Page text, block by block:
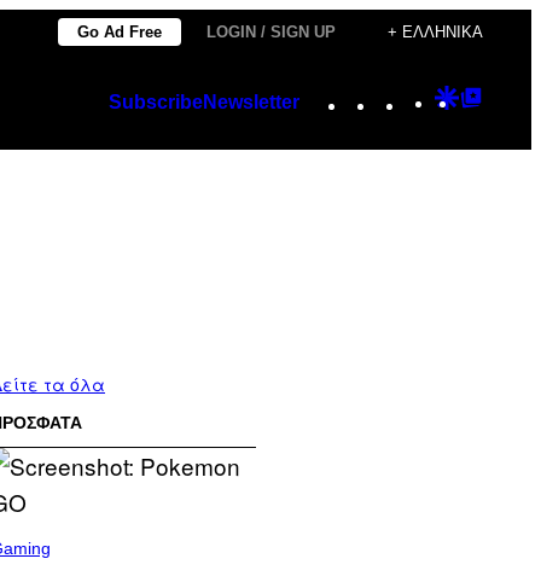
Go Ad Free LOGIN / SIGN UP + ΕΛΛΗΝΙΚΆ
SubscribeNewsletter Instagram
TikTok
YouTube
Google
τα όλα